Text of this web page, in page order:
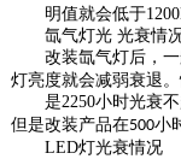
明值就会低于
氙气灯光 光衰情
改装氙气灯后，
灯亮度就会减弱衰退
是2250小时光衰
但是改装产品在500小
LED灯光衰情况